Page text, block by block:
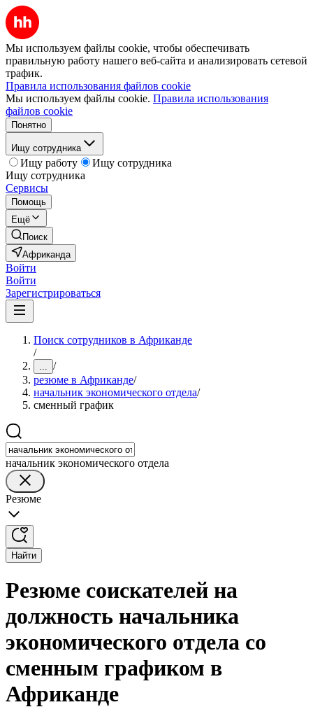
Мы используем файлы cookie, чтобы обеспечивать
правильную работу нашего веб-сайта и анализировать сетевой
трафик.
Правила использования файлов cookie
Мы используем файлы cookie. Правила использования
файлов cookie
Понятно
Ищу сотрудника
Ищу работу
Ищу сотрудника
Ищу сотрудника
Сервисы
Помощь
Ещё
Поиск
Африканда
Войти
Войти
Зарегистрироваться
Поиск сотрудников в Африканде
/
... /
резюме в Африканде/
начальник экономического отдела/
сменный график
начальник экономического отдела
Резюме
Найти
Резюме соискателей на
должность начальника
экономического отдела со
сменным графиком в
Африканде